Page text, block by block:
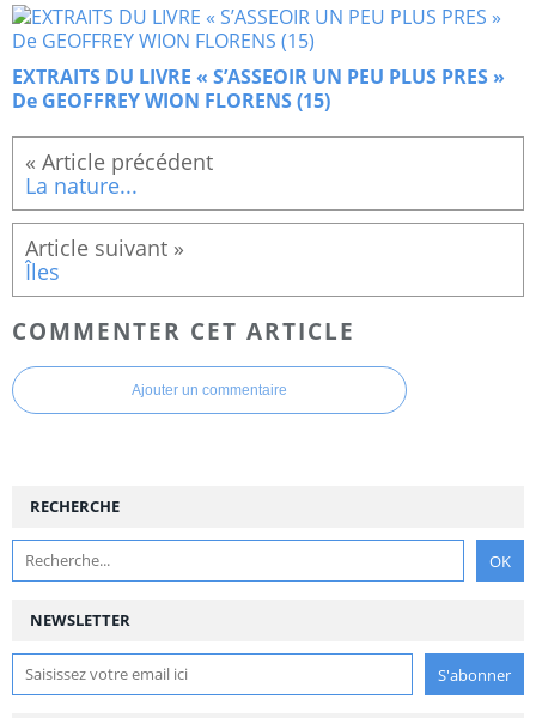
EXTRAITS DU LIVRE « S’ASSEOIR UN PEU PLUS PRES »
De GEOFFREY WION FLORENS (15)
La nature...
Îles
COMMENTER CET ARTICLE
Ajouter un commentaire
NEWSLETTER
RECHERCHE